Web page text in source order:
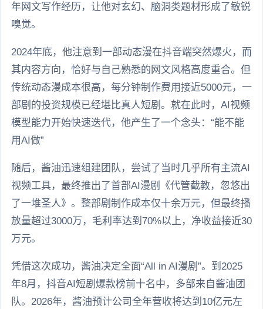
年网文写作经历，让他对玄幻、脑洞类题材形成了敏锐
嗅觉。
2024年底，他注意到一部动态漫在抖音端突然爆火，而
其内容方向，恰好与自己熟悉的网文风格高度重合。但
传统动态漫成本很高，每分钟制作费用接近5000元，一
部剧的投资规模已经堪比真人短剧。就在此时，AI视频
模型能力开始快速迭代，他产生了一个念头：“能不能
用AI做”
随后，酱油迅速组建团队，尝试了当时几乎所有主流AI
视频工具，最终推出了首部AI漫剧《代管截教，忽悠出
了一堆圣人》。整部剧制作成本仅十余万元，但最终播
放量超过3000万，毛利率达到70%以上，净收益接近30
万元。
凭借这次成功，酱油决定全面“All in AI漫剧”。到2025
年8月，抖音AI短剧爆款榜前十名中，多部来自酱油团
队。2026年，酱油预计公司全年营收将达到10亿元左